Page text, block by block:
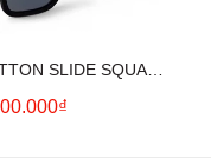
SLIDE SQUARE